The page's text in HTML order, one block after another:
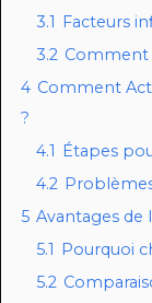
3.1 Facteurs
3.2 Comment
4 Comment
?
4.1 Étapes
4.2
5 Avantages de
5.1 Pourquoi
5.2